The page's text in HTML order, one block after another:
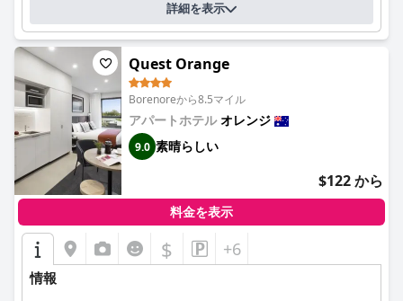
詳細を表示
Quest Orange
Borenoreから8.5マイル
アパートホテルオレンジ
9.0 素晴らしい
$122 から
料金を表示
$ +6
情報